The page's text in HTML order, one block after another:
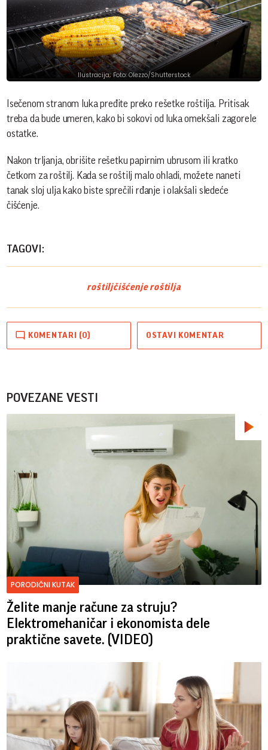
Ilustracija; Foto: Olezzo/Shutterstock
Isečenom stranom luka pređite preko rešetke roštilja. Pritisak
treba da bude umeren, kako bi sokovi od luka omekšali zagorele
ostatke.
Nakon trljanja, obrišite rešetku papirnim ubrusom ili kratko
četkom za roštilj. Kada se roštilj malo ohladi, možete naneti
tanak sloj ulja kako biste sprečili rđanje i olakšali sledeće
čišćenje.
TAGOVI:
roštiljčišćenje roštilja
KOMENTARI (0) OSTAVI KOMENTAR
POVEZANE VESTI
PORODIČNI KUTAK
Želite manje račune za struju?
Elektromehaničar i ekonomista dele
praktične savete. (VIDEO)